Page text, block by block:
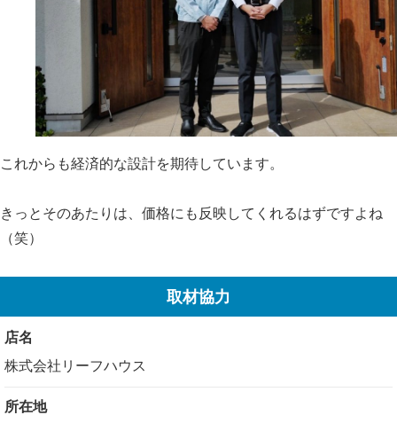
これからも経済的な設計を期待しています。
きっとそのあたりは、価格にも反映してくれるはずですよね
（笑）
取材協力
店名
株式会社リーフハウス
所在地